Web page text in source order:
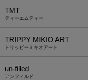
TMT
ティーエムティー
TRIPPY MIKIO ART
トリッピーミキオアート
un-filled
アンフィルド